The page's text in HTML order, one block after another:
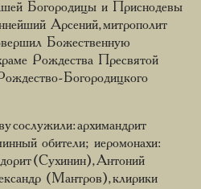
Богородицы и Приснодевы
Арсений, митрополит
Божественную
Рождества Пресвятой
Богородицкого
сослужили: архимандрит
обители; иеромонахи:
(Сухинин), Антоний
(Мантров), клирики